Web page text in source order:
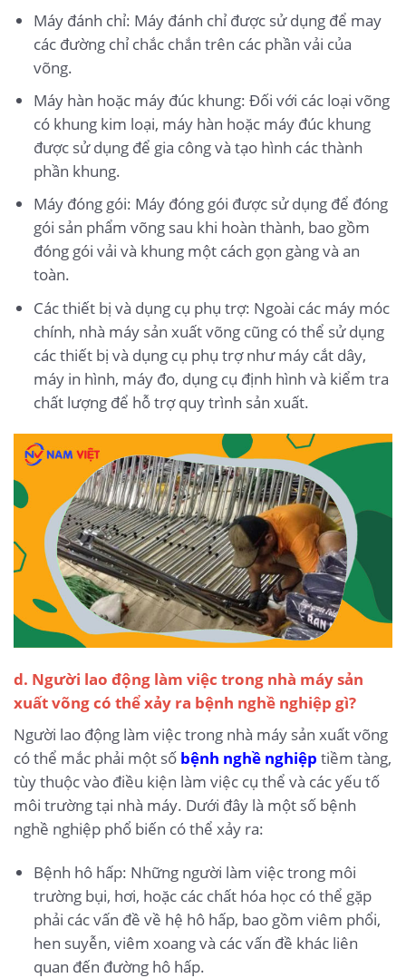
Máy đánh chỉ: Máy đánh chỉ được sử dụng để may
các đường chỉ chắc chắn trên các phần vải của
võng.
Máy hàn hoặc máy đúc khung: Đối với các loại võng
có khung kim loại, máy hàn hoặc máy đúc khung
được sử dụng để gia công và tạo hình các thành
phần khung.
Máy đóng gói: Máy đóng gói được sử dụng để đóng
gói sản phẩm võng sau khi hoàn thành, bao gồm
đóng gói vải và khung một cách gọn gàng và an
toàn.
Các thiết bị và dụng cụ phụ trợ: Ngoài các máy móc
chính, nhà máy sản xuất võng cũng có thể sử dụng
các thiết bị và dụng cụ phụ trợ như máy cắt dây,
máy in hình, máy đo, dụng cụ định hình và kiểm tra
chất lượng để hỗ trợ quy trình sản xuất.
d. Người lao động làm việc trong nhà máy sản
xuất võng có thể xảy ra bệnh nghề nghiệp gì?
Người lao động làm việc trong nhà máy sản xuất võng
có thể mắc phải một số bệnh nghề nghiệp tiềm tàng,
tùy thuộc vào điều kiện làm việc cụ thể và các yếu tố
môi trường tại nhà máy. Dưới đây là một số bệnh
nghề nghiệp phổ biến có thể xảy ra:
Bệnh hô hấp: Những người làm việc trong môi
trường bụi, hơi, hoặc các chất hóa học có thể gặp
phải các vấn đề về hệ hô hấp, bao gồm viêm phổi,
hen suyễn, viêm xoang và các vấn đề khác liên
quan đến đường hô hấp.